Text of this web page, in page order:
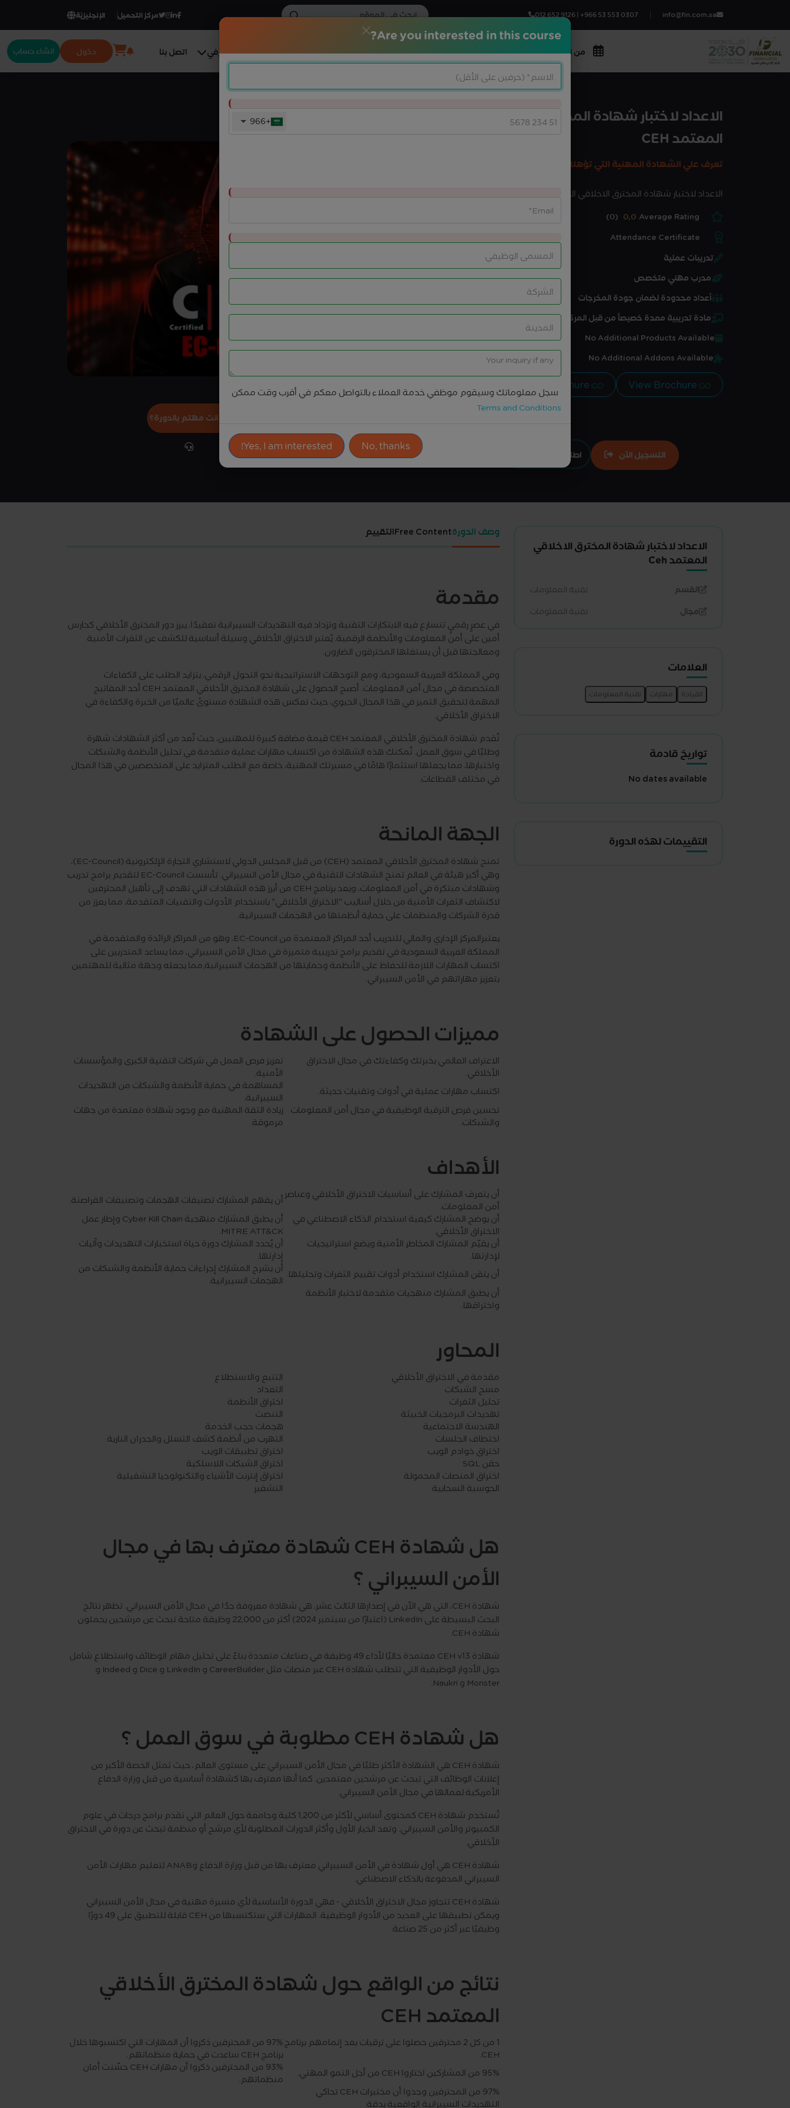
info@fin.com.sa
012 652 9126 | +966 53 553 0307 مركز التحميل الإنجليزيّة
من نحن المجالات التدريبية الشهادات الاحترافية خدماتنا المركز الاعلامي المركز المعرفي اتصل بنا دخول انشاء حساب
الاعداد لاختبار شهادة المخترق الاخلاقي
المعتمد CEH
تعرف علي الشهادة المهنية التي تؤهلك لها الدورة
الاعداد لاختبار شهادة المخترق الاخلاقي المعتمد CEH
Average Rating
0,0
(0)
Attendance Certificate
تدريبات عملية
مدرب مهني متخصص
أعداد محدودة لضمان جودة المخرجات
مادة تدريبية معدة خصيصاً من قبل المركز
No Additional Products Available
No Additional Addons Available
التسجيل الآن اطلبها تعاقدي
هل انت مهتم بالدورة؟
الاعداد لاختبار شهادة المخترق الاخلاقي
المعتمد Ceh
القسم
تقنية المعلومات
مجال
تقنية المعلومات
العلامات
تواريخ قادمة
No dates available
التقييمات لهذه الدورة
وصف الدورةFree Contentالتقييم
مقدمة
في عصرٍ رقميٍ تتسارع فيه الابتكارات التقنية وتزداد فيه التهديدات السيبرانية تعقيدًا، يبرز دور المخترق الأخلاقي كحارس
أمين على أمن المعلومات والأنظمة الرقمية. يُعتبر الاختراق الأخلاقي وسيلة أساسية للكشف عن الثغرات الأمنية
ومعالجتها قبل أن يستغلها المخترقون الضارون.
وفي المملكة العربية السعودية، ومع التوجهات الاستراتيجية نحو التحول الرقمي، يتزايد الطلب على الكفاءات
المتخصصة في مجال أمن المعلومات. أصبح الحصول على شهادة المخترق الأخلاقي المعتمد CEH أحد المفاتيح
المهمة لتحقيق التميز في هذا المجال الحيوي، حيث تعكس هذه الشهادة مستوىً عالميًا من الخبرة والكفاءة في
الاختراق الأخلاقي.
تُقدم شهادة المخترق الأخلاقي المعتمد CEH قيمة مضافة كبيرة للمهنيين، حيث تُعد من أكثر الشهادات شهرة
وطلبًا في سوق العمل. تُمكنك هذه الشهادة من اكتساب مهارات عملية متقدمة في تحليل الأنظمة والشبكات
واختبارها، مما يجعلها استثمارًا هامًا في مسيرتك المهنية، خاصة مع الطلب المتزايد على المتخصصين في هذا المجال
في مختلف القطاعات.
الجهة المانحة
تمنح شهادة المخترق الأخلاقي المعتمد (CEH) من قبل المجلس الدولي لاستشاري التجارة الإلكترونية (EC-Council)،
وهي أكبر هيئة في العالم تمنح الشهادات التقنية في مجال الأمن السيبراني. تأسست EC-Council لتقديم برامج تدريب
وشهادات مبتكرة في أمن المعلومات، ويعد برنامج CEH من أبرز هذه الشهادات التي تهدف إلى تأهيل المحترفين
لاكتشاف الثغرات الأمنية من خلال أساليب "الاختراق الأخلاقي" باستخدام الأدوات والتقنيات المتقدمة، مما يعزز من
قدرة الشركات والمنظمات على حماية أنظمتها من الهجمات السيبرانية.
يعتبرالمركز الإداري والمالي للتدريب أحد المراكز المعتمدة من EC-Council، وهو من المراكز الرائدة والمتقدمة في
المملكة العربية السعودية في تقديم برامج تدريبية متميزة في مجال الأمن السيبراني، مما يساعد المتدربين على
اكتساب المهارات اللازمة للحفاظ على الأنظمة وحمايتها من الهجمات السيبرانية,مما يجعله وجهة مثالية للمهتمين
بتعزيز مهاراتهم في الأمن السيبراني.
مميزات الحصول على الشهادة
الاعتراف العالمي بخبرتك وكفاءتك في مجال الاختراق
الأخلاقي.
تعزيز فرص العمل في شركات التقنية الكبرى والمؤسسات
الأمنية.
اكتساب مهارات عملية في أدوات وتقنيات حديثة.
المساهمة في حماية الأنظمة والشبكات من التهديدات
السيبرانية.
تحسين فرص الترقية الوظيفية في مجال أمن المعلومات
والشبكات.
زيادة الثقة المهنية مع وجود شهادة معتمدة من جهات
مرموقة.
الأهداف
أن يتعرف المشارك على أساسيات الاختراق الأخلاقي وعناصر
أمن المعلومات.
أن يفهم المشارك تصنيفات الهجمات وتصنيفات القراصنة.
أن يوضح المشارك كيفية استخدام الذكاء الاصطناعي في
الاختراق الأخلاقي.
أن يطبق المشارك منهجية Cyber Kill Chain وإطار عمل
MITRE ATT&CK.
أن يقيّم المشارك المخاطر الأمنية ويضع استراتيجيات
لإدارتها.
أن يُحدد المشارك دورة حياة استخبارات التهديدات وآليات
إدارتها.
أن يتقن المشارك استخدام أدوات تقييم الثغرات وتحليلها. أن يشرح المشارك إجراءات حماية الأنظمة والشبكات من
الهجمات السيبرانية.
أن يطبق المشارك منهجيات متقدمة لاختبار الأنظمة
واختراقها.
المحاور
مقدمة في الاختراق الأخلاقي
التتبع والاستطلاع
مسح الشبكات
التعداد
تحليل الثغرات
اختراق الأنظمة
تهديدات البرمجيات الخبيثة
التنصت
الهندسة الاجتماعية
هجمات حجب الخدمة
اختطاف الجلسات
التهرب من أنظمة كشف التسلل والجدران النارية
اختراق خوادم الويب
اختراق تطبيقات الويب
حقن SQL
اختراق الشبكات اللاسلكية
اختراق المنصات المحمولة
اختراق إنترنت الأشياء والتكنولوجيا التشغيلية
الحوسبة السحابية
التشفير
هل شهادة CEH شهادة معترف بها في مجال
الأمن السيبراني ؟
شهادة CEH، التي هي الآن في إصدارها الثالث عشر، هي شهادة معروفة جدًا في مجال الأمن السيبراني. تظهر نتائج
البحث البسيطة على LinkedIn (اعتبارًا من سبتمبر 2024) أكثر من 22,000 وظيفة متاحة تبحث عن مرشحين يحملون
شهادة CEH.
شهادة CEH v13 معتمدة حاليًا لأداء 49 وظيفة في صناعات متعددة بناءً على تحليل مهام الوظائف واستطلاع شامل
حول الأدوار الوظيفية التي تتطلب شهادة CEH عبر منصات مثل CareerBuilder و LinkedIn و Dice و Indeed و
Monster و Naukri.
هل شهادة CEH مطلوبة في سوق العمل ؟
شهادة CEH هي الشهادة الأكثر طلبًا في مجال الأمن السيبراني على مستوى العالم، حيث تمثل الحصة الأكبر من
إعلانات الوظائف التي تبحث عن مرشحين معتمدين. كما أنها معترف بها كشهادة أساسية من قبل وزارة الدفاع
الأمريكية لعمالها في مجال الأمن السيبراني.
تُستخدم شهادة CEH كمحتوى أساسي لأكثر من 1,200 كلية وجامعة حول العالم التي تقدم برامج درجات في علوم
الكمبيوتر والأمن السيبراني. وتعد الخيار الأول وأكثر الدورات المطلوبة لأي مرشح أو منظمة تبحث عن دورة في الاختراق
الأخلاقي.
شهادة CEH هي أول شهادة في الأمن السيبراني معترف بها من قبل وزارة الدفاع وANAB لتعليم مهارات الأمن
السيبراني المدفوعة بالذكاء الاصطناعي.
شهادة CEH تتجاوز مجال الاختراق الأخلاقي - فهي الدورة الأساسية لأي مسيرة مهنية في مجال الأمن السيبراني
ويمكن تطبيقها على العديد من الأدوار الوظيفية. المهارات التي ستكتسبها من CEH قابلة للتطبيق على 49 دورًا
وظيفيًا عبر أكثر من 25 صناعة.
نتائج من الواقع حولشهادة المخترق الأخلاقي
المعتمد CEH
1 من كل 2 محترفين حصلوا على ترقيات بعد إتمامهم برنامج
CEH.
97% من المحترفين ذكروا أن المهارات التي اكتسبوها خلال
برنامج CEH ساعدت في حماية منظماتهم.
95% من المشاركين اختاروا CEH من أجل النمو المهني.
93% من المحترفين ذكروا أن مهارات CEH حسّنت أمان
منظماتهم.
97% من المحترفين وجدوا أن مختبرات CEH تحاكي
التهديدات السيبرانية الواقعية بدقة.
Are you interested in this course?
+966
سجل معلوماتك وسيقوم موظفي خدمة العملاء بالتواصل معكم في أقرب وقت ممكن
Terms and Conditions
No, thanks
Yes, I am interested!